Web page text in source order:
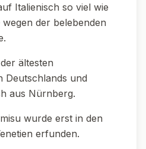
Ein Glas Moscato d'Asti
passt
Tiramisu mit einem
als Abschluss.
oder Orangenzesten